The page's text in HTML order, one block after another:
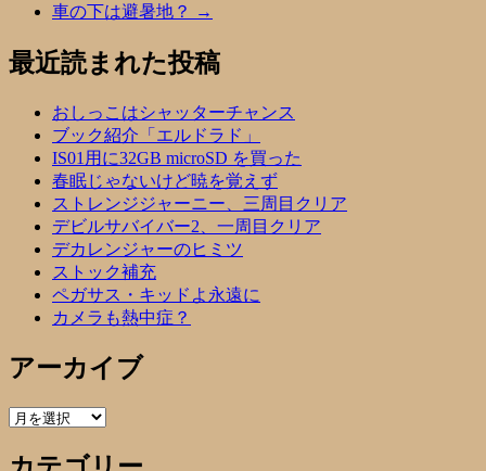
車の下は避暑地？
→
最近読まれた投稿
おしっこはシャッターチャンス
ブック紹介「エルドラド」
IS01用に32GB microSD を買った
春眠じゃないけど暁を覚えず
ストレンジジャーニー、三周目クリア
デビルサバイバー2、一周目クリア
デカレンジャーのヒミツ
ストック補充
ペガサス・キッドよ永遠に
カメラも熱中症？
アーカイブ
ア
カ